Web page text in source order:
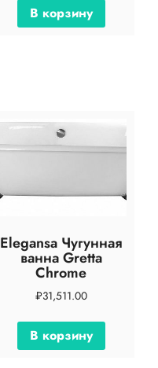
В корзину
Elegansa Чугунная
ванна Gretta
Chrome
₽31,511.00
В корзину